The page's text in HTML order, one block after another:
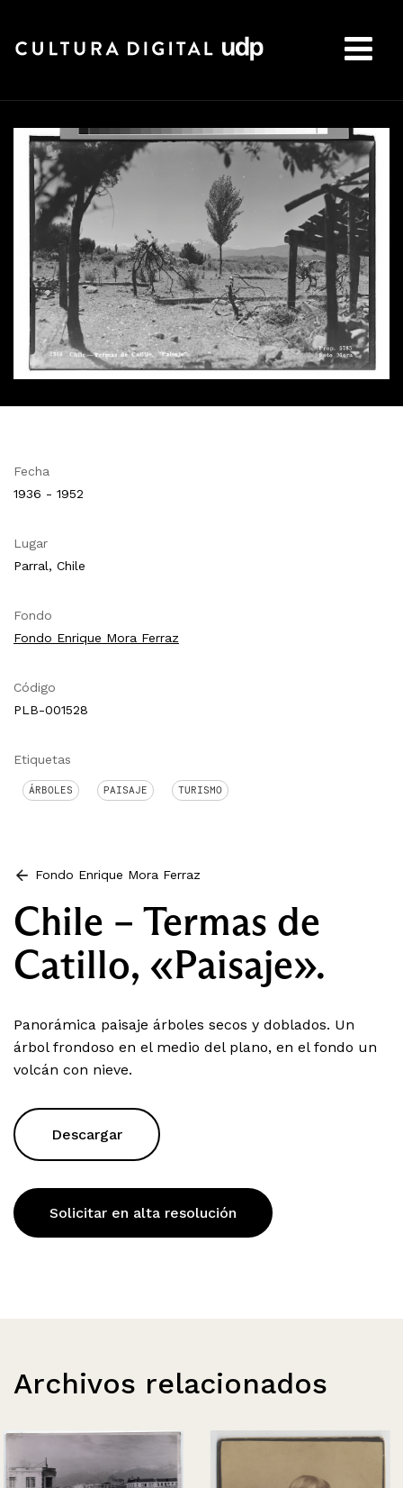
Fecha
1936 - 1952
Lugar
Parral, Chile
Fondo
Fondo Enrique Mora Ferraz
Código
PLB-001528
Etiquetas
ÁRBOLES PAISAJE TURISMO
Fondo Enrique Mora Ferraz
Chile – Termas de
Catillo, «Paisaje».
Panorámica paisaje árboles secos y doblados. Un
árbol frondoso en el medio del plano, en el fondo un
volcán con nieve.
Descargar
Solicitar en alta resolución
Archivos relacionados